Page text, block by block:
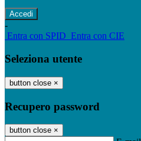
-
Entra con SPID Entra con CIE
Seleziona utente
button close ×
Recupero password
button close ×